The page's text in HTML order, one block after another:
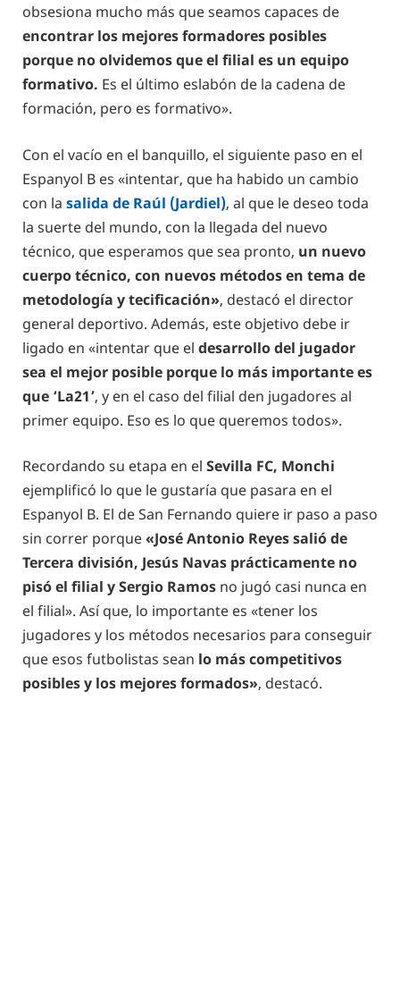
obsesiona mucho más que seamos capaces de
encontrar los mejores formadores posibles
porque no olvidemos que el filial es un equipo
formativo. Es el último eslabón de la cadena de
formación, pero es formativo».
Con el vacío en el banquillo, el siguiente paso en el
Espanyol B es «intentar, que ha habido un cambio
con la salida de Raúl (Jardiel), al que le deseo toda
la suerte del mundo, con la llegada del nuevo
técnico, que esperamos que sea pronto, un nuevo
cuerpo técnico, con nuevos métodos en tema de
metodología y tecificación», destacó el director
general deportivo. Además, este objetivo debe ir
ligado en «intentar que el desarrollo del jugador
sea el mejor posible porque lo más importante es
que ‘La21’, y en el caso del filial den jugadores al
primer equipo. Eso es lo que queremos todos».
Recordando su etapa en el Sevilla FC, Monchi
ejemplificó lo que le gustaría que pasara en el
Espanyol B. El de San Fernando quiere ir paso a paso
sin correr porque«José Antonio Reyes salió de
Tercera división, Jesús Navas prácticamente no
pisó el filial y Sergio Ramos no jugó casi nunca en
el filial». Así que, lo importante es «tener los
jugadores y los métodos necesarios para conseguir
que esos futbolistas sean lo más competitivos
posibles y los mejores formados», destacó.